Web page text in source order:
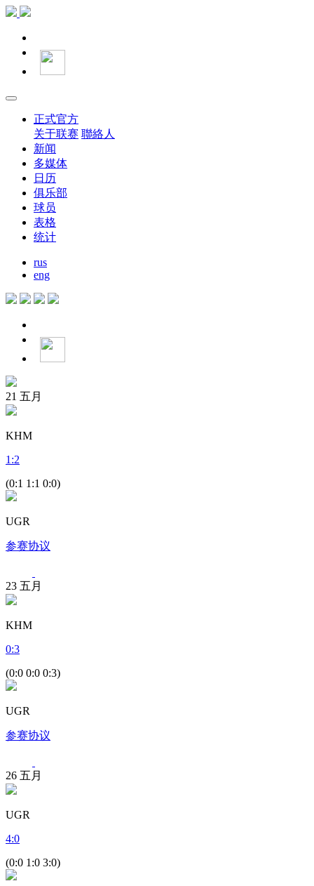
正式官方
关于联赛 聯絡人
新闻
多媒体
日历
俱乐部
球员
表格
统计
rus
eng
21 五月
KHM
1 :2
(0:1 1:1 0:0)
UGR
参赛协议
23 五月
KHM
0:3
(0:0 0:0 0:3)
UGR
参赛协议
26 五月
UGR
4:0
(0:0 1:0 3:0)